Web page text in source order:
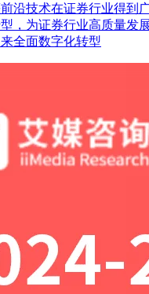
沿技术在证券行业得到
，为证券行业高质量发
全面数字化转型